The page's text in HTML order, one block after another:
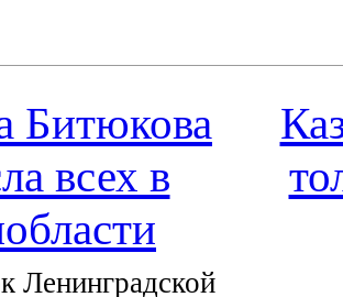
Битюкова
всех в
Ленинградской